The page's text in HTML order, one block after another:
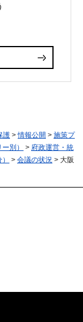
護 >情報公開 > 施策プ
別） > 府政運営・統
> 会議の状況 > 大阪